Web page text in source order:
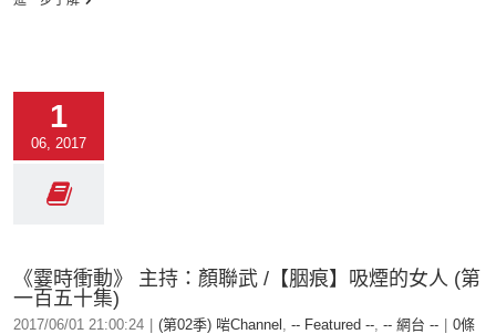
1
06, 2017
《霎時衝動》 主持：顏聯武 /【胭痕】吸煙的女人 (第
一百五十集)
2017/06/01 21:00:24 (第02季) 啱Channel , -- Featured --, -- 網台 --
0條